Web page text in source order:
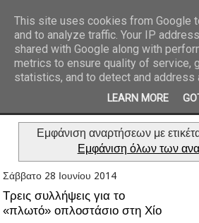
Εμφάνιση αναρτήσεων με
Εμφάνιση όλων των
Σάββατο 28 Ιουνίου 2014
Τρεις συλλήψεις για το
«πλωτό» οπλοστάσιο στη Χίο
This site uses cookies from Google
and to analyze traffic. Your IP
shared with Google along with
metrics to ensure quality of service,
statistics, and to detect and address
LEARN MORE